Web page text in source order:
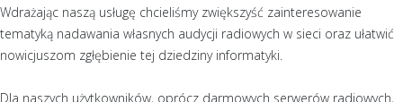
Wdrażając naszą usługę chcieliśmy zwiększyść zainteresowanie
tematyką nadawania własnych audycji radiowych w sieci oraz ułatwić
nowicjuszom zgłębienie tej dziedziny informatyki.
Dla naszych użytkowników, oprócz darmowych serwerów radiowych,